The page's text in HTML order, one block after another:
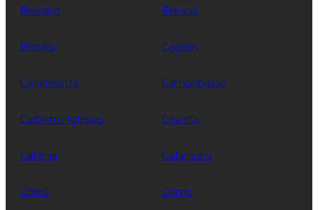
Bolzano Brescia
Brindisi Cagliari
Caltanisetta Campobasso
Carbonia-Iglesias Caserta
Catania Catanzaro
Chieti Como